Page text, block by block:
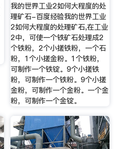
我的世界工业2如何大程度的处
理矿石-百度经验我的世界工业
2如何大程度的处理矿石,在工业
2中，可使一个铁矿石处理成2
个铁粉，2个小搓铁粉，一个石
粉，1个小搓金粉。1个铁粉，
可制作一个铁锭。9个小搓铁
粉，可制作一个铁粉。9个小搓
金粉，可制作一个金粉。一个金
粉，可制作一个金锭。